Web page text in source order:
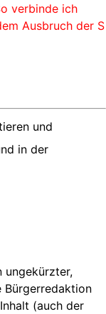
verbinde ich
Ausbruch der S
und
in der
ungekürzter,
Bürgerredaktion
(auch der